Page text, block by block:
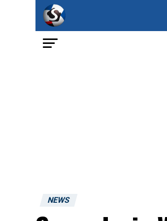
NEWS